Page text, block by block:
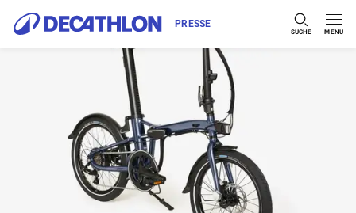
PRESSE
SUCHE MENÜ